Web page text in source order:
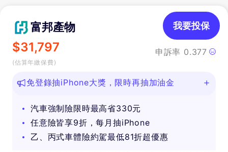
富邦產物
$31,797
(估算年繳保費)
申訴率 0.377
我要投保
免登錄抽iPhone大獎，限時再抽加油金
汽車強制險限時最高省330元
任意險皆享9折，每月抽iPhone
乙、丙式車體險約駕最低81折超優惠